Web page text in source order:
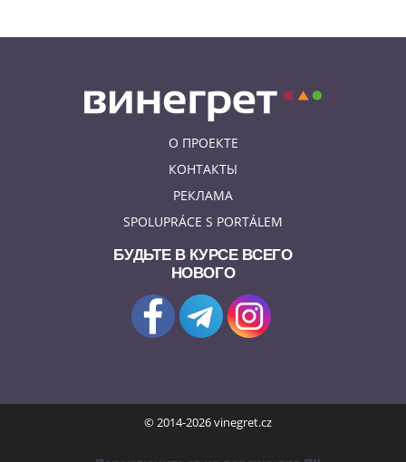
О ПРОЕКТЕ
КОНТАКТЫ
РЕКЛАМА
SPOLUPRÁCE S PORTÁLEM
БУДЬТЕ В КУРСЕ ВСЕГО
НОВОГО
© 2014-2026 vinegret.cz